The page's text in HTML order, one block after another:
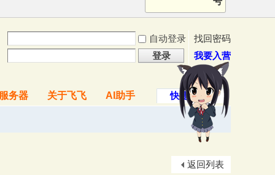
自动登录
找回密码
登录
我要入营
快捷导航
务器 关于飞飞 AI助手
返回列表